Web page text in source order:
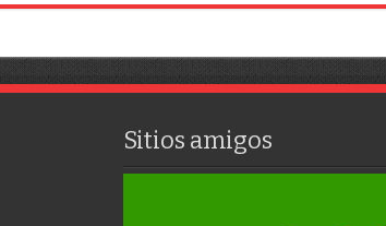
Sitios amigos